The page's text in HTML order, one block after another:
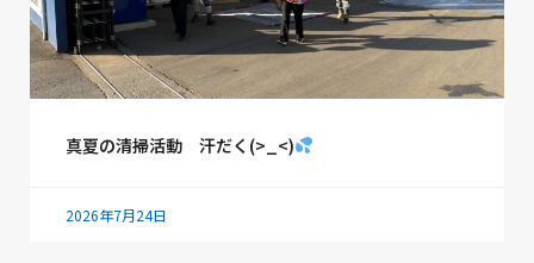
真夏の清掃活動 汗だく(>_<)
2026年7月24日